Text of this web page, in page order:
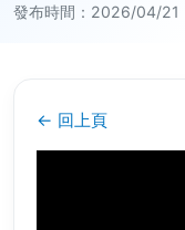
發布時間：2026/04/21
← 回上頁